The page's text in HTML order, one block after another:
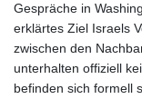
Gespräche in
erklärtes Ziel Israels
zwischen den
unterhalten offiziell
befinden sich formell